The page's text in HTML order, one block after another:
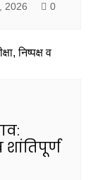
2026 0
शांतिपूर्ण